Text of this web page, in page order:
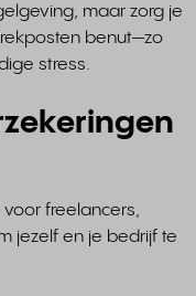
maar zorg je
benut—zo
stress.
voor freelancers,
jezelf en je bedrijf te